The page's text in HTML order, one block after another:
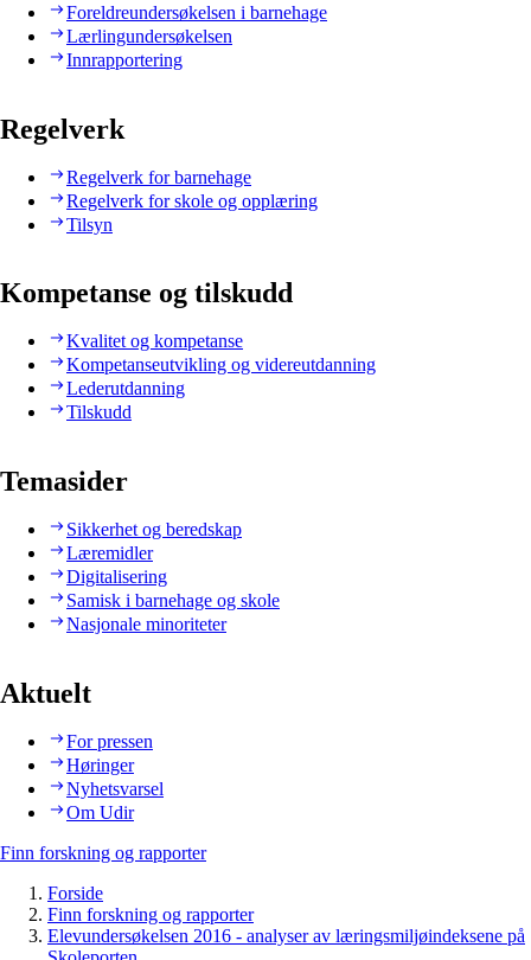
Foreldreundersøkelsen i barnehage
Lærlingundersøkelsen
Innrapportering
Regelverk
Regelverk for barnehage
Regelverk for skole og opplæring
Tilsyn
Kompetanse og tilskudd
Kvalitet og kompetanse
Kompetanseutvikling og videreutdanning
Lederutdanning
Tilskudd
Temasider
Sikkerhet og beredskap
Læremidler
Digitalisering
Samisk i barnehage og skole
Nasjonale minoriteter
Aktuelt
For pressen
Høringer
Nyhetsvarsel
Om Udir
Finn forskning og rapporter
Forside
Finn forskning og rapporter
Elevundersøkelsen 2016 - analyser av læringsmiljøindeksene på